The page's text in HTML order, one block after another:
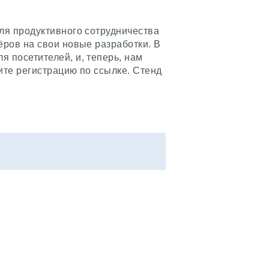
продуктивного сотрудничества
на свои новые разработки. В
посетителей, и, теперь, нам
регистрацию по ссылке. Стенд